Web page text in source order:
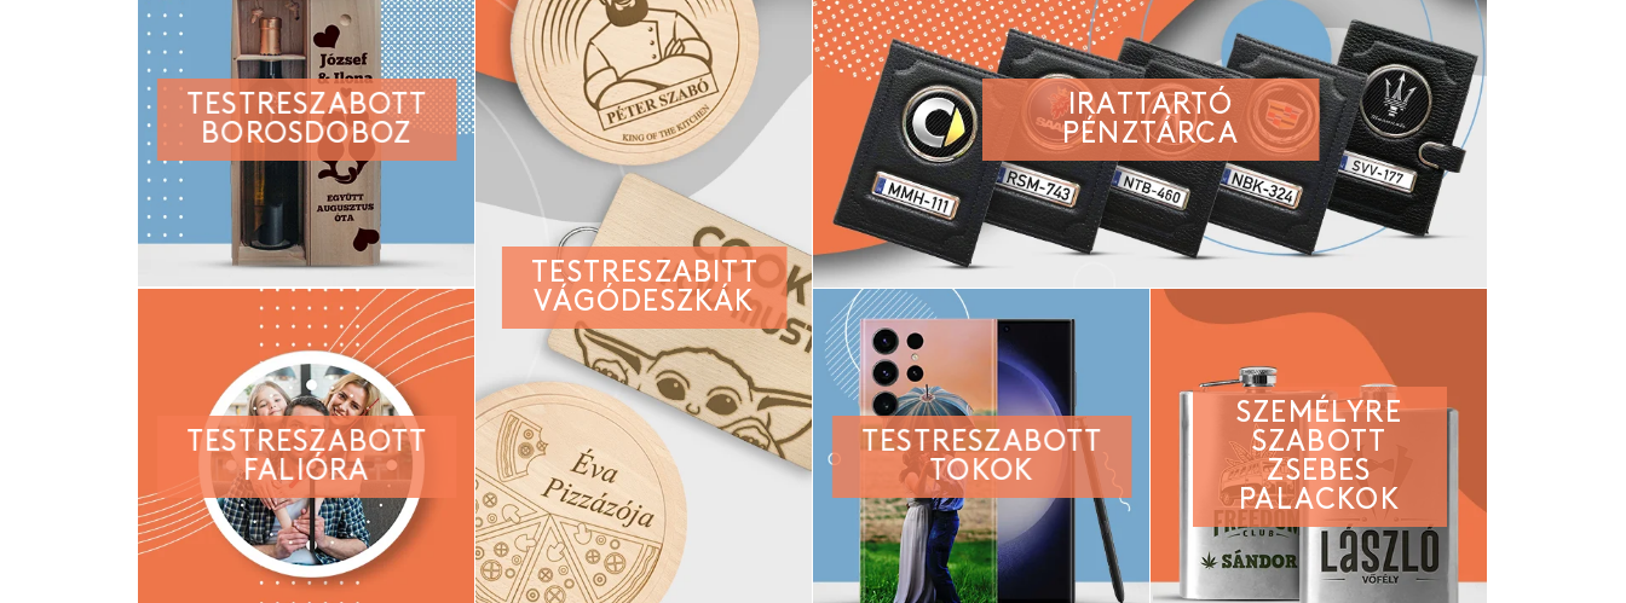
TESTRESZABOTT
BOROSDOBOZ
TESTRESZABITT
VÁGÓDESZKÁK
IRATTARTÓ
PÉNZTÁRCA
TESTRESZABOTT
FALIÓRA
TESTRESZABOTT
TOKOK
SZEMÉLYRE
SZABOTT
ZSEBES
PALACKOK